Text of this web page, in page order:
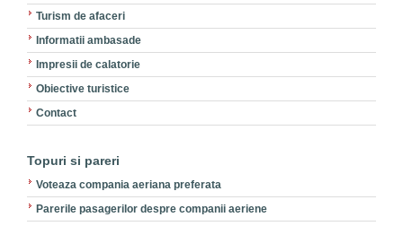
Turism de afaceri
Informatii ambasade
Impresii de calatorie
Obiective turistice
Contact
Topuri si pareri
Voteaza compania aeriana preferata
Parerile pasagerilor despre companii aeriene